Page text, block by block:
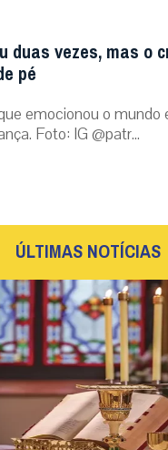
duas vezes, mas o
pé
emocionou o mundo
Foto: IG @patr...
ÚLTIMAS NOTÍCIAS